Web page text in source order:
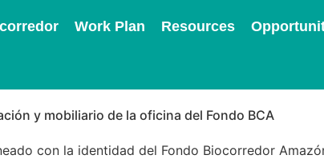
Work Plan Resources
y mobiliario de la oficina del Fondo BCA
con la identidad del Fondo Biocorredor